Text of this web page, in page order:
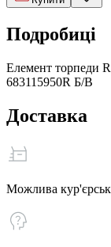
Подробиці
Елемент торпеди
683115950R Б/В
Доставка
Можлива